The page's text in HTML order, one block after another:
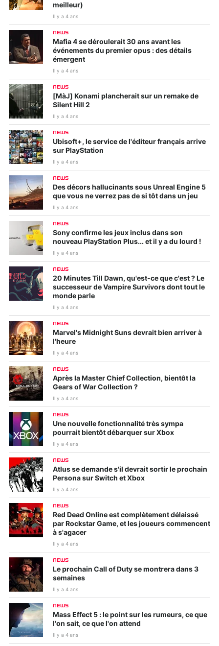
meilleur)
Il y a 4 ans
NEWS
Mafia 4 se déroulerait 30 ans avant les
événements du premier opus : des détails
émergent
Il y a 4 ans
NEWS
[MàJ] Konami plancherait sur un remake de
Silent Hill 2
Il y a 4 ans
NEWS
Ubisoft+, le service de l'éditeur français arrive
sur PlayStation
Il y a 4 ans
NEWS
Des décors hallucinants sous Unreal Engine 5
que vous ne verrez pas de si tôt dans un jeu
Il y a 4 ans
NEWS
Sony confirme les jeux inclus dans son
nouveau PlayStation Plus... et il y a du lourd !
Il y a 4 ans
NEWS
20 Minutes Till Dawn, qu'est-ce que c'est ? Le
successeur de Vampire Survivors dont tout le
monde parle
Il y a 4 ans
NEWS
Marvel's Midnight Suns devrait bien arriver à
l'heure
Il y a 4 ans
NEWS
Après la Master Chief Collection, bientôt la
Gears of War Collection ?
Il y a 4 ans
NEWS
Une nouvelle fonctionnalité très sympa
pourrait bientôt débarquer sur Xbox
Il y a 4 ans
NEWS
Atlus se demande s'il devrait sortir le prochain
Persona sur Switch et Xbox
Il y a 4 ans
NEWS
Red Dead Online est complètement délaissé
par Rockstar Game, et les joueurs commencent
à s'agacer
Il y a 4 ans
NEWS
Le prochain Call of Duty se montrera dans 3
semaines
Il y a 4 ans
NEWS
Mass Effect 5 : le point sur les rumeurs, ce que
l'on sait, ce que l'on attend
Il y a 4 ans